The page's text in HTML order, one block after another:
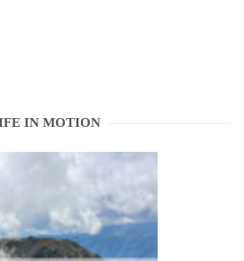
IN MOTION